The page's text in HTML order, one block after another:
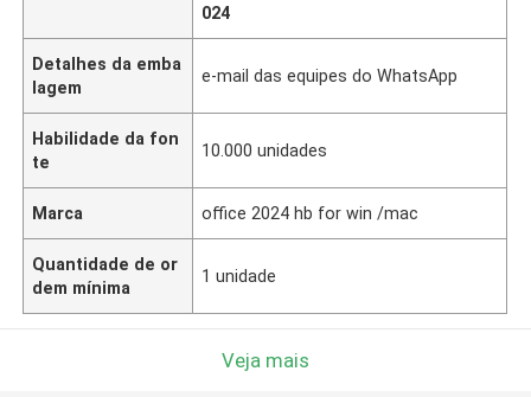
024
Detalhes da emba
lagem
e-mail das equipes do WhatsApp
Habilidade da fon
te
10.000 unidades
Marca office 2024 hb for win /mac
Quantidade de or
dem mínima
1 unidade
Veja mais